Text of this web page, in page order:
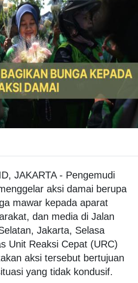
JAKARTA - Pengemudi
aksi damai berupa
mawar kepada aparat
dan media di Jalan
Jakarta, Selasa
Unit Reaksi Cepat (URC)
aksi tersebut bertujuan
yang tidak kondusif.